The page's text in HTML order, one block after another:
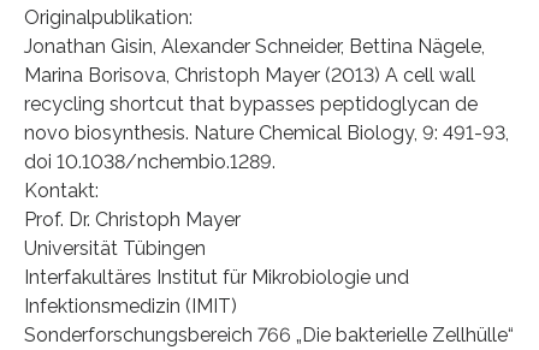
Originalpublikation:
Jonathan Gisin, Alexander Schneider, Bettina Nägele,
Marina Borisova, Christoph Mayer (2013) A cell wall
recycling shortcut that bypasses peptidoglycan de
novo biosynthesis. Nature Chemical Biology, 9: 491-93,
doi 10.1038/nchembio.1289.
Kontakt:
Prof. Dr. Christoph Mayer
Universität Tübingen
Interfakultäres Institut für Mikrobiologie und
Infektionsmedizin (IMIT)
Sonderforschungsbereich 766 „Die bakterielle Zellhülle“